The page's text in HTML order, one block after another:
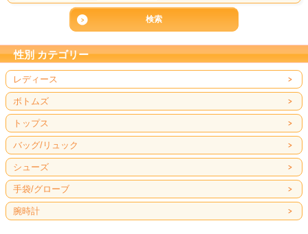
性別 カテゴリー
レディース
ボトムズ
トップス
バッグ/リュック
シューズ
手袋/グローブ
腕時計